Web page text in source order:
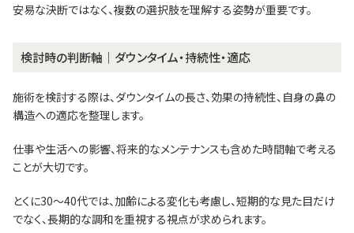
安易な決断ではなく、複数の選択肢を理解する姿勢が重要です。
検討時の判断軸｜ダウンタイム・持続性・適応
施術を検討する際は、ダウンタイムの長さ、効果の持続性、自身の鼻の
構造への適応を整理します。
仕事や生活への影響、将来的なメンテナンスも含めた時間軸で考える
ことが大切です。
とくに30〜40代では、加齢による変化も考慮し、短期的な見た目だけ
でなく、長期的な調和を重視する視点が求められます。